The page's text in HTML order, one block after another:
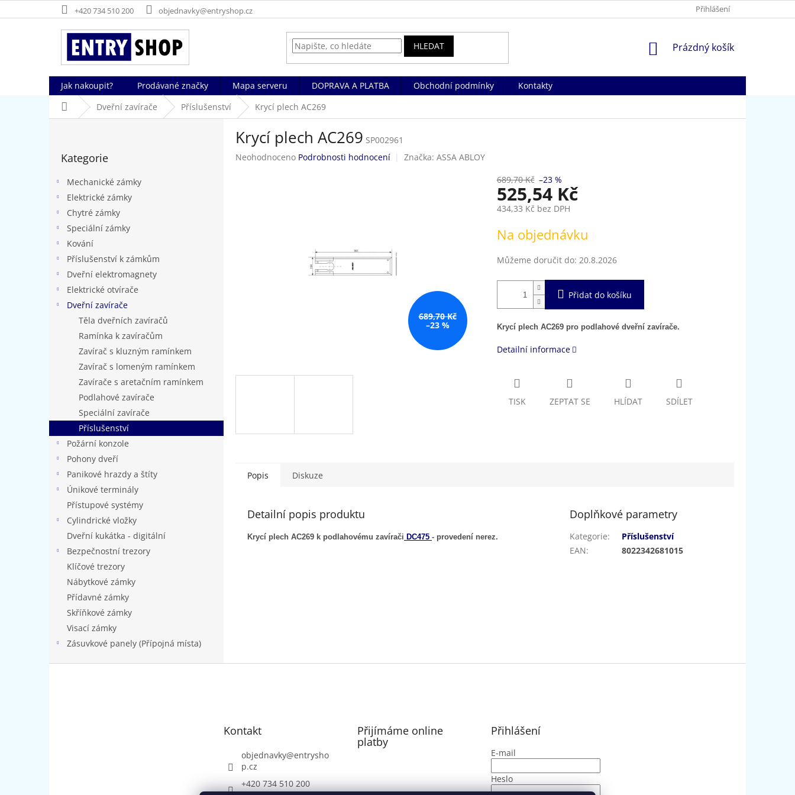
na
+420 734 510 200 objednavky@entryshop.cz Přihlášení
HLEDAT
NÁKUPNÍ
Prázdný košík
Jak nakoupit? Prodávané značky Mapa serveru DOPRAVA A PLATBA Obchodní podmínky
Kontakty
Domů Dveřní zavírače Příslušenství Krycí plech AC269
kategorie
Kategorie
Mechanické zámky
Elektrické zámky
Chytré zámky
Speciální zámky
Kování
Příslušenství k zámkům
Dveřní elektromagnety
Elektrické otvírače
Dveřní zavírače
Těla dveřních zavíračů
Ramínka k zavíračům
Zavírač s kluzným ramínkem
Zavírač s lomeným ramínkem
Zavírače s aretačním ramínkem
Podlahové zavírače
Speciální zavírače
Příslušenství
Požární konzole
Pohony dveří
Panikové hrazdy a štíty
Únikové terminály
Přístupové systémy
Cylindrické vložky
Dveřní kukátka - digitální
Bezpečnostní trezory
Klíčové trezory
Nábytkové zámky
Přídavné zámky
Skříňkové zámky
Visací zámky
Zásuvkové panely (Přípojná místa)
Krycí plech AC269 SP002961
Průměrné
Neohodnoceno Podrobnosti hodnocení Značka: ASSA ABLOY
689,70 Kč
–23 %
689,70 Kč –23 %
525,54 Kč
434,33 Kč bez DPH
cena:
Na objednávku
Můžeme doručit do: 20.8.2026
Přidat do košíku
Krycí plech AC269 pro podlahové dveřní zavírače.
Detailní informace
TISK ZEPTAT SE HLÍDAT SDÍLET
Popis Diskuze
Detailní popis produktu
Krycí plech AC269 k podlahovému zavírači DC475 - provedení nerez.
Doplňkové parametry
Kategorie:
Příslušenství
EAN: 8022342681015
Kontakt
objednavky@entrysho
p.cz
+420 734 510 200
Přijímáme online
platby
Přihlášení
E-mail
Heslo